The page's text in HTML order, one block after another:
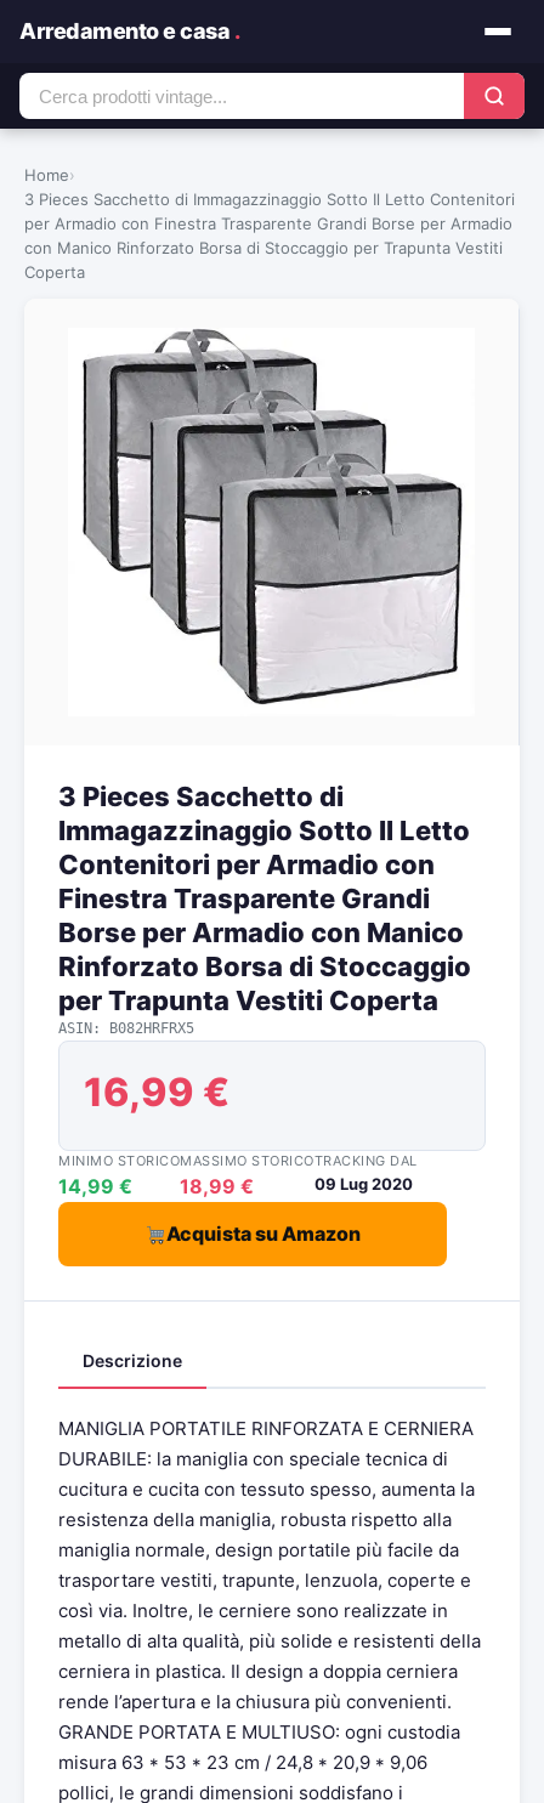
Arredamento e casa .
Home›
3 Pieces Sacchetto di Immagazzinaggio Sotto Il Letto Contenitori
per Armadio con Finestra Trasparente Grandi Borse per Armadio
con Manico Rinforzato Borsa di Stoccaggio per Trapunta Vestiti
Coperta
3 Pieces Sacchetto di
Immagazzinaggio Sotto Il Letto
Contenitori per Armadio con
Finestra Trasparente Grandi
Borse per Armadio con Manico
Rinforzato Borsa di Stoccaggio
per Trapunta Vestiti Coperta
ASIN: B082HRFRX5
16,99 €
MINIMO STORICO
14,99 €
MASSIMO STORICO
18,99 €
TRACKING DAL
09 Lug 2020
Acquista su Amazon
Descrizione
MANIGLIA PORTATILE RINFORZATA E CERNIERA
DURABILE: la maniglia con speciale tecnica di
cucitura e cucita con tessuto spesso, aumenta la
resistenza della maniglia, robusta rispetto alla
maniglia normale, design portatile più facile da
trasportare vestiti, trapunte, lenzuola, coperte e
così via. Inoltre, le cerniere sono realizzate in
metallo di alta qualità, più solide e resistenti della
cerniera in plastica. Il design a doppia cerniera
rende l’apertura e la chiusura più convenienti.
GRANDE PORTATA E MULTIUSO: ogni custodia
misura 63 * 53 * 23 cm / 24,8 * 20,9 * 9,06
pollici, le grandi dimensioni soddisfano i